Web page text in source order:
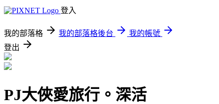
登入
我的部落格 我的部落格後台
我的帳號
登出
PJ大俠愛旅行。深活